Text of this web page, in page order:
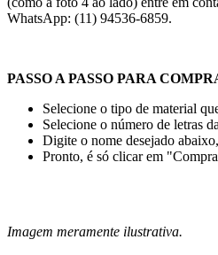
WhatsApp: (11) 94536-6859.
PASSO A PASSO PARA
Selecione o tipo de material
Selecione o número de letras
Digite o nome desejado
Pronto, é só clicar em
Imagem meramente ilustrativa.